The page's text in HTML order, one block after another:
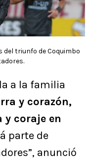
del triunfo de Coquimbo
a la familia
y corazón,
y coraje en
parte de
anunció